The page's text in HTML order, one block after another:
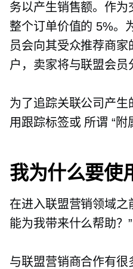
务以产生销售额。作
整个订单价值的 5%。
员会向其受众推荐商
户，卖家将与联盟会员
为了追踪关联公司产
用跟踪标签或 所谓 “附
我为什么要使
在进入联盟营销领域之
能为我带来什么帮助？”
与联盟营销商合作有很